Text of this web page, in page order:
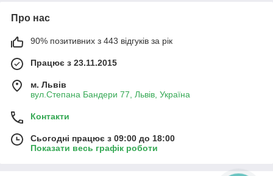
Про нас
90% позитивних з 443 відгуків за рік
Працює з 23.11.2015
м. Львів
вул.Степана Бандери 77, Львів, Україна
Контакти
Сьогодні працює з 09:00 до 18:00
Показати весь графік роботи